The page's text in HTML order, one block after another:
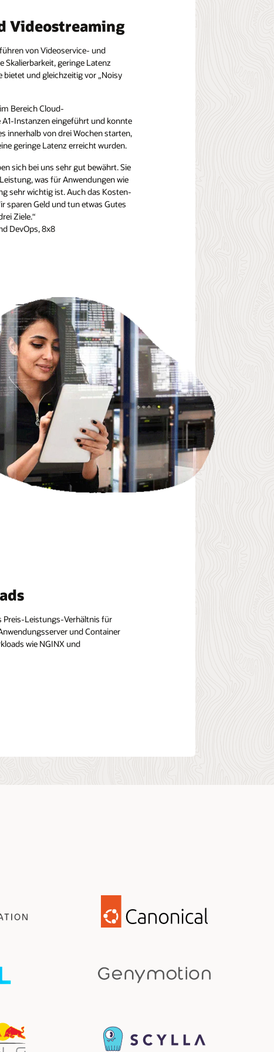
Videostreaming
von Videoservice- und
Skalierbarkeit, geringe Latenz
bietet und gleichzeitig vor „Noisy
Bereich Cloud-
Instanzen eingeführt und konnte
innerhalb von drei Wochen starten,
geringe Latenz erreicht wurden.
sich bei uns sehr gut bewährt. Sie
was für Anwendungen wie
sehr wichtig ist. Auch das Kosten-
sparen Geld und tun etwas Gutes
Ziele.“
DevOps, 8x8
Preis-Leistungs-Verhältnis für
und Container
wie NGINX und